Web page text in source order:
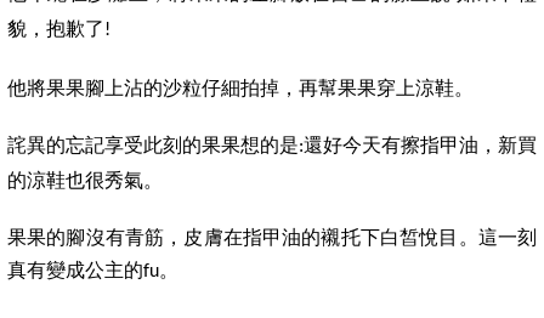
貌，抱歉了!
他將果果腳上沾的沙粒仔細拍掉，再幫果果穿上涼鞋。
詫異的忘記享受此刻的果果想的是:還好今天有擦指甲油，新買
的涼鞋也很秀氣。
果果的腳沒有青筋，皮膚在指甲油的襯托下白皙悅目。這一刻
真有變成公主的fu。